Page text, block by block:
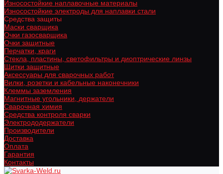
Износостойкие наплавочные материалы
Износостойкие электроды для наплавки стали
Средства защиты
Маски сварщика
Очки газосварщика
Очки защитные
Перчатки, краги
Стекла, пластины, светофильтры и диоптрические линзы
Щитки защитные
Аксессуары для сварочных работ
Вилки, розетки и кабельные наконечники
Клеммы заземления
Магнитные угольники, держатели
Сварочная химия
Средства контроля сварки
Электрододержатели
Производители
Доставка
Оплата
Гарантия
Контакты